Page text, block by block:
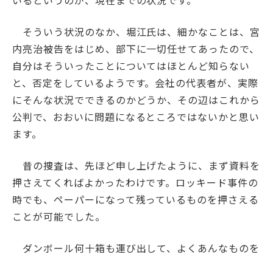
そういう状況のなか、堀江氏は、細かなことは、宮
内亮治被告をはじめ、部下に一切任せてあったので、
自分はそういったことについてはほとんど知らない
と、否定をしているようです。会社の代表者が、実際
にそんな状況でできるのかどうか、その辺はこれから
公判で、おおいに問題になるところではないかと思い
ます。
昔の捜査は、先ほど申し上げたように、まず資料を
押さえてくればよかったわけです。ロッキード事件の
時でも、ペーパーになって残っているものを押さえる
ことが可能でした。
ダンボール何十箱も運び出して、よくあんなものを